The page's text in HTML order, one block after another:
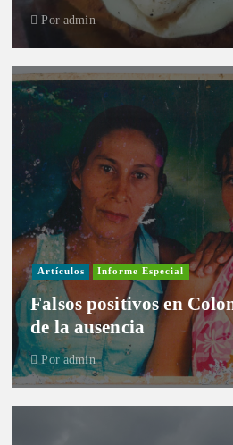
Por admin
Artículos Informe Especial
Falsos positivos en
de la ausencia
Por admin